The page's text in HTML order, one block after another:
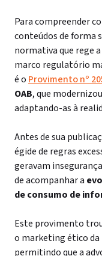
Para compreender
conteúdos de forma
normativa que rege
marco regulatório
é o Provimento nº
OAB, que
adaptando-as à
Antes de sua
égide de regras
geravam
de acompanhar a
de consumo de
Este provimento
o marketing ético
permitindo que a